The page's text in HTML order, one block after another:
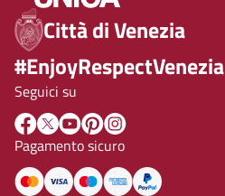
Città di Venezia
#EnjoyRespectVenezia
Seguici su
Pagamento sicuro